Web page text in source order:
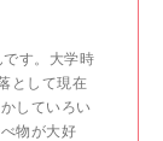
す。大学時
として現在
していろい
物が大好